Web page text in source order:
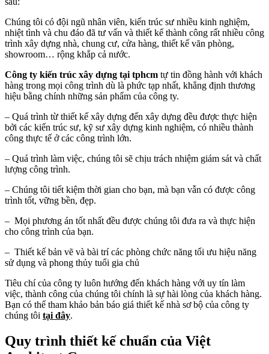
Chúng tôi có đội ngũ nhân viên, kiến trúc sư nhiều kinh nghiệm,
nhiệt tình và chu đáo đã tư vấn và thiết kế thành công rất nhiều công
trình xây dựng nhà, chung cư, cửa hàng, thiết kế văn phòng,
showroom… rộng khắp cả nước.
Công ty kiến trúc xây dựng tại tphcm tự tin đồng hành với khách
hàng trong mọi công trình dù là phức tạp nhất, khẳng định thương
hiệu bằng chính những sản phẩm của công ty.
– Quá trình từ thiết kế xây dựng đến xây dựng đều được thực hiện
bởi các kiến trúc sư, kỹ sư xây dựng kinh nghiệm, có nhiều thành
công thực tế ở các công trình lớn.
– Quá trình làm việc, chúng tôi sẽ chịu trách nhiệm giám sát và chất
lượng công trình.
– Chúng tôi tiết kiệm thời gian cho bạn, mà bạn vẫn có được công
trình tốt, vững bền, đẹp.
– Mọi phương án tốt nhất đều được chúng tôi đưa ra và thực hiện
cho công trình của bạn.
– Thiết kế bản vẽ và bài trí các phòng chức năng tối ưu hiệu năng
sử dụng và phong thủy tuổi gia chủ
Tiêu chí của công ty luôn hướng đến khách hàng với uy tín làm
việc, thành công của chúng tôi chính là sự hài lòng của khách hàng.
Bạn có thể tham khảo bản báo giá thiết kế nhà sơ bộ của công ty
chúng tôi tại đây.
Quy trình thiết kế chuẩn của Việt